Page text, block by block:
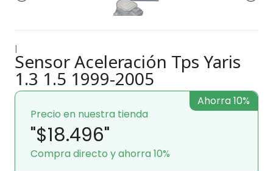
|
Sensor Aceleración Tps Yaris
1.3 1.5 1999-2005
Precio en nuestra tienda
"$18.496"
Compra directo y ahorra 10%
Ahorra 10%